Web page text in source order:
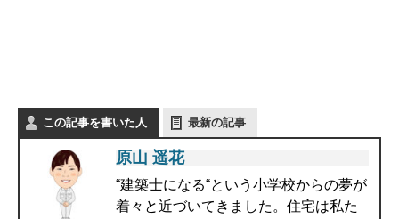
この記事を書いた人 最新の記事
原山 遥花
“建築士になる“という小学校からの夢が
着々と近づいてきました。住宅は私た